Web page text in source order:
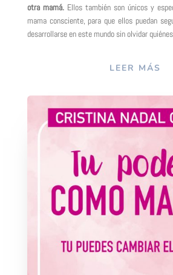
otra mamá.Ellos también son únicos y
mama consciente, para que ellos puedan
desarrollarse en este mundo sin olvidar
LEER MÁS